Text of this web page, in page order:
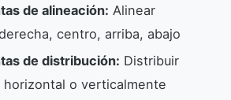
de alineación: Alinear
centro, arriba, abajo
de distribución: Distribuir
o verticalmente